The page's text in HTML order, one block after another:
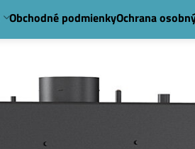
Obchodné podmienkyOchrana